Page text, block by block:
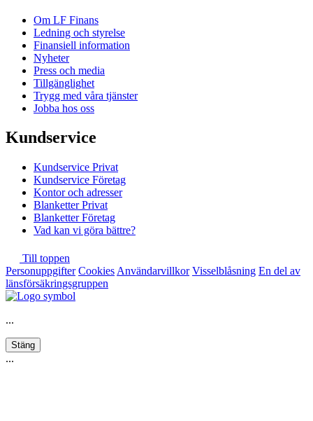
Om LF Finans
Ledning och styrelse
Finansiell information
Nyheter
Press och media
Tillgänglighet
Trygg med våra tjänster
Jobba hos oss
Kundservice
Kundservice Privat
Kundservice Företag
Kontor och adresser
Blanketter Privat
Blanketter Företag
Vad kan vi göra bättre?
Till toppen
Personuppgifter Cookies Användarvillkor Visselblåsning En del av
länsförsäkringsgruppen
...
Stäng
...